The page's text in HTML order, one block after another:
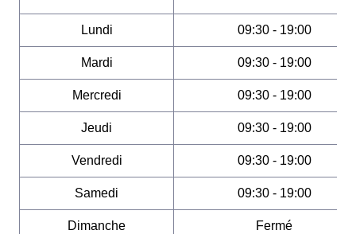
Lundi 09:30 - 19:00
Mardi 09:30 - 19:00
Mercredi 09:30 - 19:00
Jeudi 09:30 - 19:00
Vendredi 09:30 - 19:00
Samedi 09:30 - 19:00
Dimanche Fermé